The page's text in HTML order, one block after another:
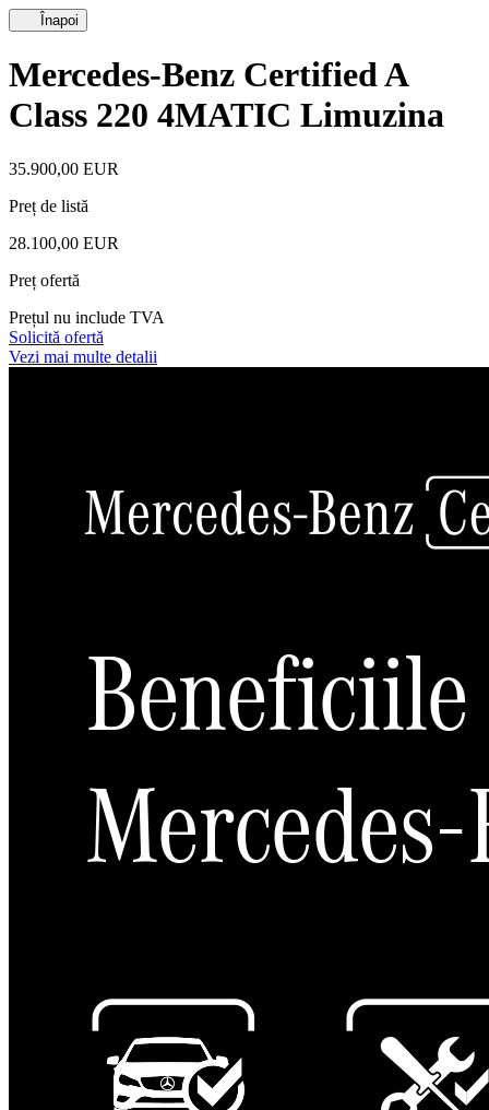
Înapoi
Mercedes-Benz Certified A
Class 220 4MATIC Limuzina
35.900,00 EUR
Preț de listă
28.100,00 EUR
Preț ofertă
Prețul nu include TVA
Solicită ofertă
Vezi mai multe detalii